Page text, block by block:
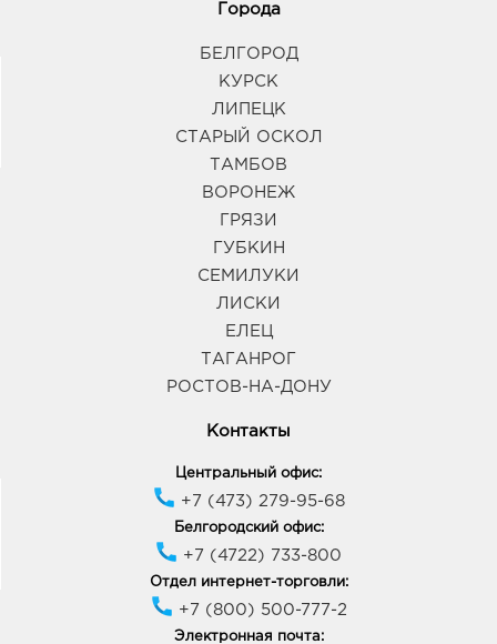
Города
БЕЛГОРОД
КУРСК
ЛИПЕЦК
СТАРЫЙ ОСКОЛ
ТАМБОВ
ВОРОНЕЖ
ГРЯЗИ
ГУБКИН
СЕМИЛУКИ
ЛИСКИ
ЕЛЕЦ
ТАГАНРОГ
РОСТОВ-НА-ДОНУ
Контакты
Центральный офис:
+7 (473) 279-95-68
Белгородский офис:
+7 (4722) 733-800
Отдел интернет-торговли:
+7 (800) 500-777-2
Электронная почта: